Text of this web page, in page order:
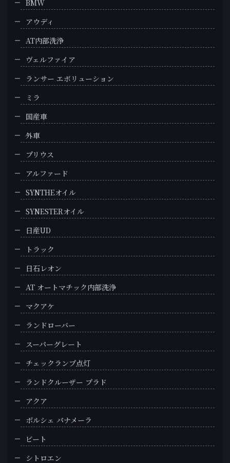
BMW
アウディ
AT内部洗浄
ヴェルファイア
ランサー エボリューション
ミラ
国産車
外車
プリウス
アルファード
SYNTHEオイル
SYNESTERオイル
日産UD
トラック
日石レオン
AT オートマチック内部洗浄
マクアケ
ランドローバー
スーパーグレート
チェックランプ点灯
ランドクルーザー プラド
アクア
ポルシェ パナメーラ
ビート
シトロエン